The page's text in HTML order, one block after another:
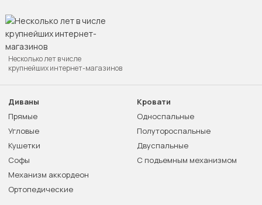
Несколько лет в числе
крупнейших интернет-магазинов
Диваны
Прямые
Угловые
Кушетки
Софы
Механизм аккордеон
Ортопедические
Кровати
Односпальные
Полутороспальные
Двуспальные
С подъемным механизмом